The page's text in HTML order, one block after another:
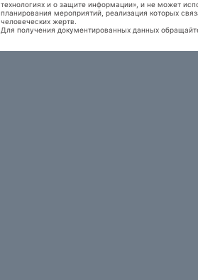
технологиях и о защите информации», и не может
планирования мероприятий, реализация которых
человеческих жертв.
Для получения документированных данных